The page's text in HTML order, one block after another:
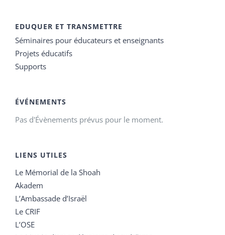
EDUQUER ET TRANSMETTRE
Séminaires pour éducateurs et enseignants
Projets éducatifs
Supports
ÉVÉNEMENTS
Pas d'Évènements prévus pour le moment.
LIENS UTILES
Le Mémorial de la Shoah
Akadem
L’Ambassade d’Israël
Le CRIF
L’OSE